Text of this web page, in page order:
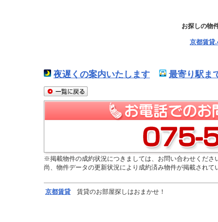
お探しの物
京都賃貸
夜遅くの案内いたします 最寄り駅ま
※掲載物件の成約状況につきましては、お問い合わせくださ
尚、物件データの更新状況により成約済み物件が掲載され
京都賃貸 賃貸のお部屋探しはおまかせ！